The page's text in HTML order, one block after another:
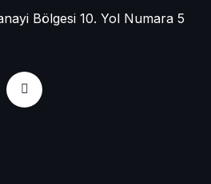
Bölgesi 10. Yol Numara 5